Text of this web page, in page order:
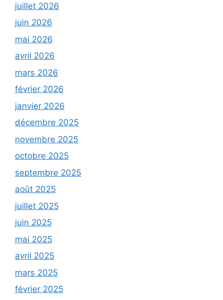
juillet 2026
juin 2026
mai 2026
avril 2026
mars 2026
février 2026
janvier 2026
décembre 2025
novembre 2025
octobre 2025
septembre 2025
août 2025
juillet 2025
juin 2025
mai 2025
avril 2025
mars 2025
février 2025